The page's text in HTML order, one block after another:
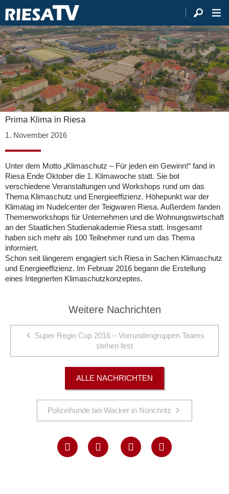
Prima Klima in Riesa
1. November 2016
Unter dem Motto „Klimaschutz – Für jeden ein Gewinn!“ fand in
Riesa Ende Oktober die 1. Klimawoche statt. Sie bot
verschiedene Veranstaltungen und Workshops rund um das
Thema Klimaschutz und Energieeffizienz. Höhepunkt war der
Klimatag im Nudelcenter der Teigwaren Riesa. Außerdem fanden
Themenworkshops für Unternehmen und die Wohnungswirtschaft
an der Staatlichen Studienakademie Riesa statt. Insgesamt
haben sich mehr als 100 Teilnehmer rund um das Thema
informiert.
Schon seit längerem engagiert sich Riesa in Sachen Klimaschutz
und Energieeffizienz. Im Februar 2016 begann die Erstellung
eines Integrierten Klimaschutzkonzeptes.
Weitere Nachrichten
Super Regio Cup 2016 – Vorrundengruppen Teams
stehen fest
ALLE NACHRICHTEN
Polizeihunde bei Wacker in Nünchritz